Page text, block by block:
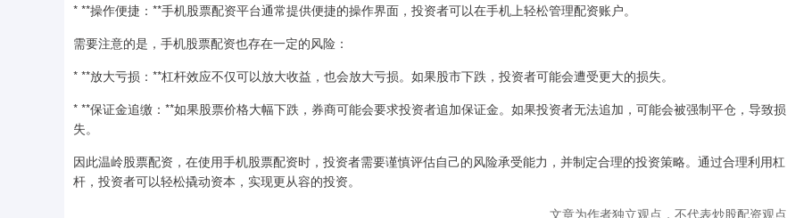
* **操作便捷：**手机股票配资平台通常提供便捷的操作界面，投资者可以在手机上轻松管理配资账户。
需要注意的是，手机股票配资也存在一定的风险：
* **放大亏损：**杠杆效应不仅可以放大收益，也会放大亏损。如果股市下跌，投资者可能会遭受更大的损失。
* **保证金追缴：**如果股票价格大幅下跌，券商可能会要求投资者追加保证金。如果投资者无法追加，可能会被强制平仓，导致损
失。
因此温岭股票配资，在使用手机股票配资时，投资者需要谨慎评估自己的风险承受能力，并制定合理的投资策略。通过合理利用杠
杆，投资者可以轻松撬动资本，实现更从容的投资。
文章为作者独立观点，不代表炒股配资观点